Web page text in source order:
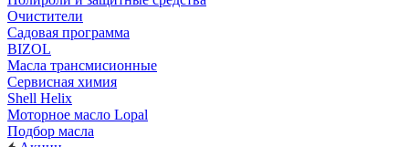
Очистители
Садовая программа
BIZOL
Масла трансмисионные
Сервисная химия
Shell Helix
Моторное масло Lopal
Подбор масла